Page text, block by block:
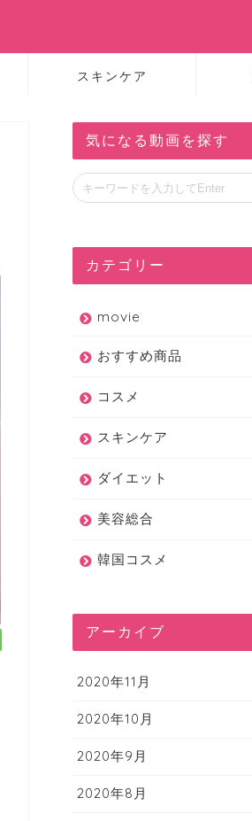
スキンケア
気になる動画を探す
カテゴリー
movie
おすすめ商品
コスメ
スキンケア
ダイエット
美容総合
韓国コスメ
アーカイブ
2020年11月
2020年10月
2020年9月
2020年8月